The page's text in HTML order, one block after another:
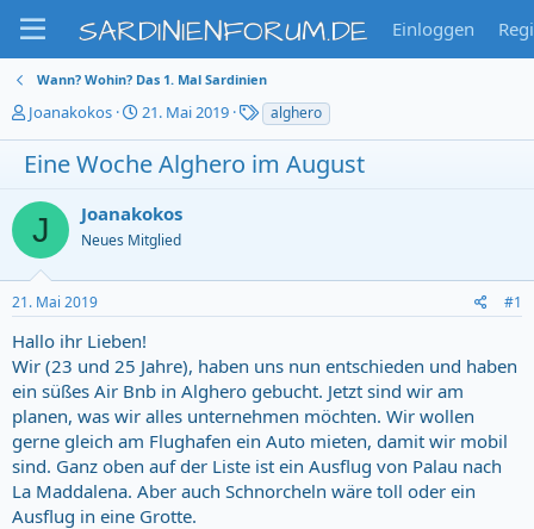
SARDINIENFORUM.DE Einloggen
Wann? Wohin? Das 1. Mal Sardinien
T
e
m
e
s
t
a
r
e
r
Joanakokos
S
r
d
a
u
21. Mai 2019
T
a
s
alghero
Eine Woche Alghero im August
J Joanakokos
Neues Mitglied
21. Mai 2019 #1
Hallo ihr Lieben!
Wir (23 und 25 Jahre), haben uns nun entschieden und haben
ein süßes Air Bnb in Alghero gebucht. Jetzt sind wir am
planen, was wir alles unternehmen möchten. Wir wollen
gerne gleich am Flughafen ein Auto mieten, damit wir mobil
sind. Ganz oben auf der Liste ist ein Ausflug von Palau nach
La Maddalena. Aber auch Schnorcheln wäre toll oder ein
Ausflug in eine Grotte.